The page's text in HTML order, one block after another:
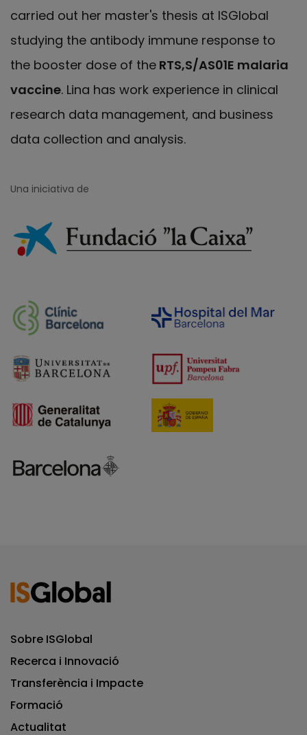
carried out her master's thesis at ISGlobal
studying the antibody immune response to
the booster dose of the RTS,S/AS01E malaria
vaccine. Lina has work experience in clinical
research data management, and business
data collection and analysis.
Una iniciativa de
Sobre ISGlobal
Recerca i Innovació
Transferència i Impacte
Formació
Actualitat